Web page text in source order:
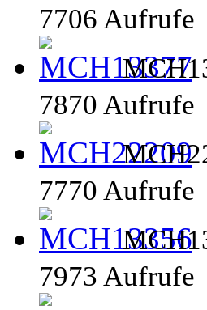
7706 Aufrufe
7870 Aufrufe
7770 Aufrufe
7973 Aufrufe